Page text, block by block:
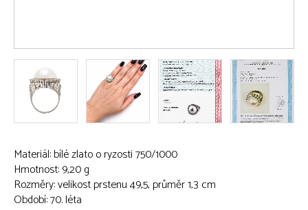
Materiál: bílé zlato o ryzosti 750/1000
Hmotnost: 9,20 g
Rozměry: velikost prstenu 49,5, průměr 1,3 cm
Období: 70. léta